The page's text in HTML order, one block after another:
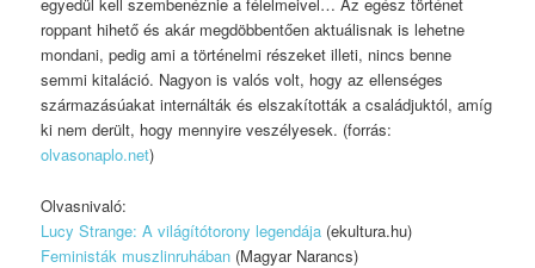
egyedül kell szembenéznie a félelmeivel… Az egész történet
roppant hihető és akár megdöbbentően aktuálisnak is lehetne
mondani, pedig ami a történelmi részeket illeti, nincs benne
semmi kitaláció. Nagyon is valós volt, hogy az ellenséges
származásúakat internálták és elszakították a családjuktól, amíg
ki nem derült, hogy mennyire veszélyesek. (forrás:
olvasonaplo.net)
Olvasnivaló:
Lucy Strange: A világítótorony legendája (ekultura.hu)
Feministák muszlinruhában (Magyar Narancs)